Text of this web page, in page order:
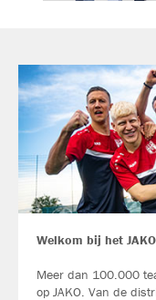
Welkom bij het
Meer dan 100.000
op JAKO. Van de